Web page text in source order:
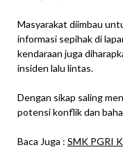
Masyarakat diimbau
informasi sepihak di
kendaraan juga
insiden lalu lintas.
Dengan sikap saling
potensi konflik dan
Baca Juga : SMK PGRI